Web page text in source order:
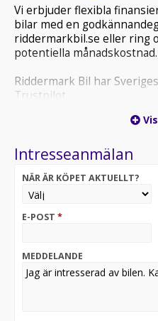
Vi erbjuder flexibla
bilar med en
riddermarkbil.se eller ring
potentiella månadskostnad.
Riddermark Bil har
Trustpilot
hemleverans i hela
Ford Fiesta 1.0 EcoBoost
pigg körkänsla och hög
från den turbomatade
stadstrafik och pendling.
*OBS: Vänligen ring oss
säkerställa att bilen finns i
placerad på en annan
Intresseanmälan
NÄR ÄR KÖPET AKTUELLT?
E-POST *
MEDDELANDE